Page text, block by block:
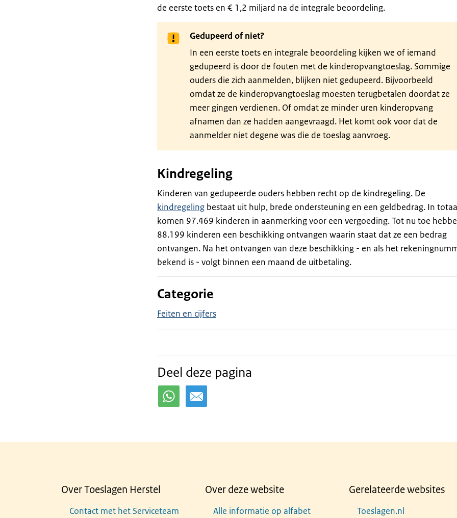
de eerste toets en € 1,2 miljard na de integrale beoordeling.
Gedupeerd of niet?
In een eerste toets en integrale beoordeling kijken we of iemand
gedupeerd is door de fouten met de kinderopvangtoeslag. Sommige
ouders die zich aanmelden, blijken niet gedupeerd. Bijvoorbeeld
omdat ze de kinderopvangtoeslag moesten terugbetalen doordat ze
meer gingen verdienen. Of omdat ze minder uren kinderopvang
afnamen dan ze hadden aangevraagd. Het komt ook voor dat de
aanmelder niet degene was die de toeslag aanvroeg.
Kindregeling
Kinderen van gedupeerde ouders hebben recht op de kindregeling. De
kindregelingbestaat uit hulp, brede ondersteuning en een geldbedrag. In
komen 97.469 kinderen in aanmerking voor een vergoeding. Tot nu toe
88.199 kinderen een beschikking ontvangen waarin staat dat ze een bedrag
ontvangen. Na het ontvangen van deze beschikking - en als het
bekend is - volgt binnen een maand de uitbetaling.
Categorie
Feiten en cijfers
Deel deze pagina
Over Toeslagen Herstel
Contact met het Serviceteam
Over deze website
Alle informatie op alfabet
Gerelateerde websites
Toeslagen.nl